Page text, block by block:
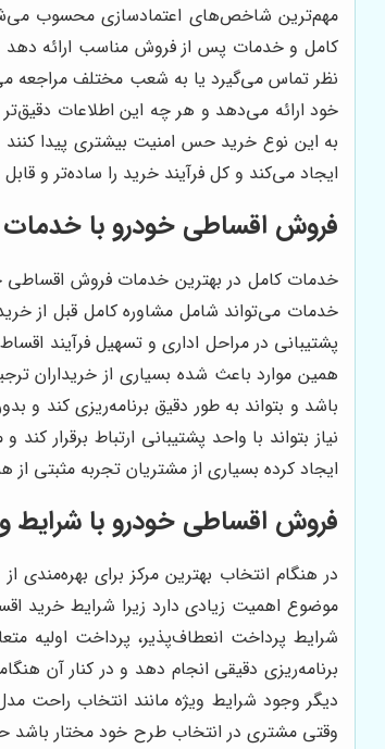
مهم‌ترین شاخص‌های اعتمادسازی محسوب
کامل و خدمات پس از فروش مناسب ارائه دهد و
نظر تماس می‌گیرد یا به شعب مختلف مراجعه
خود ارائه می‌دهد و هر چه این اطلاعات
به این نوع خرید حس امنیت بیشتری پیدا کنند
ایجاد می‌کند و کل فرآیند خرید را ساده‌تر و
فروش اقساطی خودرو با
خدمات کامل در بهترین خدمات فروش اقساطی
خدمات می‌تواند شامل مشاوره کامل قبل از
پشتیبانی در مراحل اداری و تسهیل فرآیند
همین موارد باعث شده بسیاری از خریداران
باشد و بتواند به طور دقیق برنامه‌ریزی
نیاز بتواند با واحد پشتیبانی ارتباط
ایجاد کرده بسیاری از مشتریان تجربه مثبتی
فروش اقساطی خودرو با شرایط
در هنگام انتخاب بهترین مرکز برای
موضوع اهمیت زیادی دارد زیرا شرایط خرید
شرایط پرداخت انعطاف‌پذیر، پرداخت اولیه
برنامه‌ریزی دقیقی انجام دهد و در کنار آن
دیگر وجود شرایط ویژه مانند انتخاب راحت
وقتی مشتری در انتخاب طرح خود مختار باشد